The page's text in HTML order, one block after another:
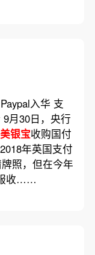
入华 支
月30日，央行
美银宝收购国付
年英国支付
照，但在今年
收……